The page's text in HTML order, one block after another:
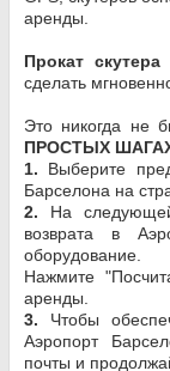
аренды.
Прокат
сделать
Это никогда не
ПРОСТЫХ
1. Выберите
Барселона на
2. На
возврата в
оборудование.
Нажмите
аренды.
3. Чтобы
Аэропорт
почты и